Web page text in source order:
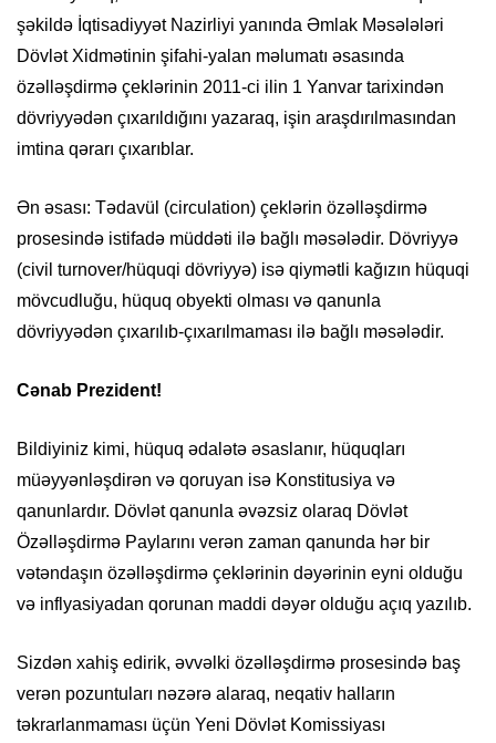
şəkildə İqtisadiyyət Nazirliyi yanında Əmlak Məsələləri
Dövlət Xidmətinin şifahi-yalan məlumatı əsasında
özəlləşdirmə çeklərinin 2011-ci ilin 1 Yanvar tarixindən
dövriyyədən çıxarıldığını yazaraq, işin araşdırılmasından
imtina qərarı çıxarıblar.
Ən əsası: Tədavül (circulation) çeklərin özəlləşdirmə
prosesində istifadə müddəti ilə bağlı məsələdir. Dövriyyə
(civil turnover/hüquqi dövriyyə) isə qiymətli kağızın hüquqi
mövcudluğu, hüquq obyekti olması və qanunla
dövriyyədən çıxarılıb-çıxarılmaması ilə bağlı məsələdir.
Cənab Prezident!
Bildiyiniz kimi, hüquq ədalətə əsaslanır, hüquqları
müəyyənləşdirən və qoruyan isə Konstitusiya və
qanunlardır. Dövlət qanunla əvəzsiz olaraq Dövlət
Özəlləşdirmə Paylarını verən zaman qanunda hər bir
vətəndaşın özəlləşdirmə çeklərinin dəyərinin eyni olduğu
və inflyasiyadan qorunan maddi dəyər olduğu açıq yazılıb.
Sizdən xahiş edirik, əvvəlki özəlləşdirmə prosesində baş
verən pozuntuları nəzərə alaraq, neqativ halların
təkrarlanmaması üçün Yeni Dövlət Komissiyası